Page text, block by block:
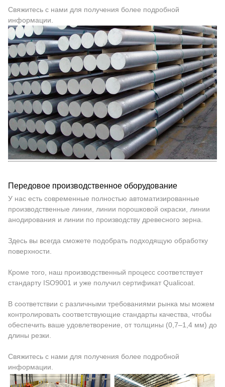
Свяжитесь с нами для получения более подробной
информации.
Передовое производственное оборудование
У нас есть современные полностью автоматизированные
производственные линии, линии порошковой окраски, линии
анодирования и линии по производству древесного зерна.
Здесь вы всегда сможете подобрать подходящую обработку
поверхности.
Кроме того, наш производственный процесс соответствует
стандарту ISO9001 и уже получил сертификат Qualicoat.
В соответствии с различными требованиями рынка мы можем
контролировать соответствующие стандарты качества, чтобы
обеспечить ваше удовлетворение, от толщины (0,7–1,4 мм) до
длины резки.
Свяжитесь с нами для получения более подробной
информации.